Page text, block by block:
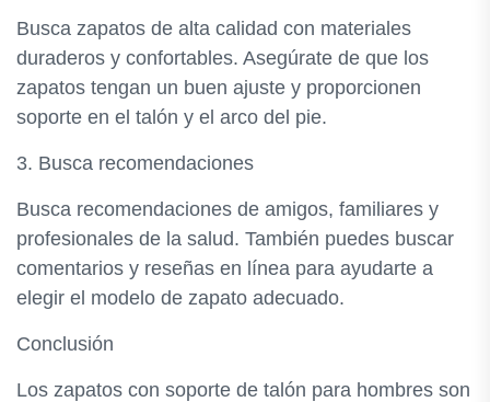
Busca zapatos de alta calidad con materiales
duraderos y confortables. Asegúrate de que los
zapatos tengan un buen ajuste y proporcionen
soporte en el talón y el arco del pie.
3. Busca recomendaciones
Busca recomendaciones de amigos, familiares y
profesionales de la salud. También puedes buscar
comentarios y reseñas en línea para ayudarte a
elegir el modelo de zapato adecuado.
Conclusión
Los zapatos con soporte de talón para hombres son